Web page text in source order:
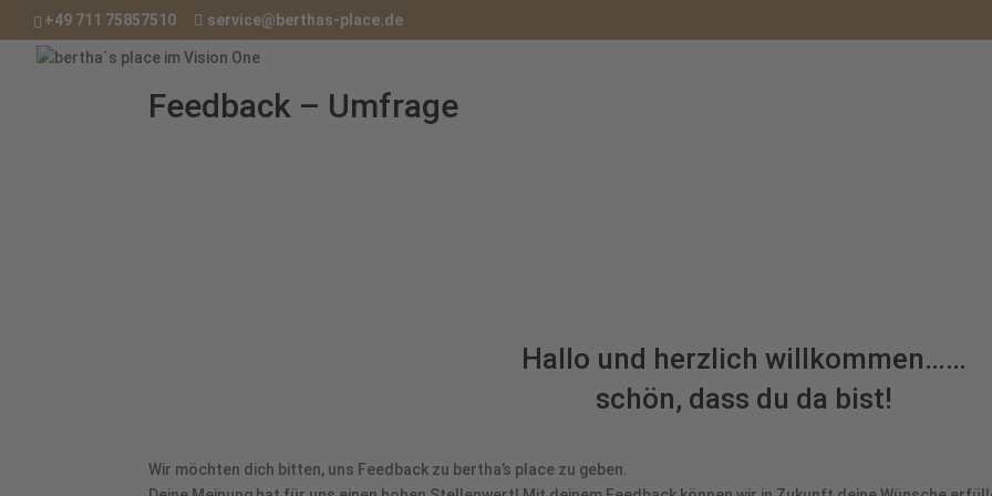
+49 711 75857510 service@berthas-place.de
Feedback – Umfrage
Hallo und herzlich willkommen……
schön, dass du da bist!
Wir möchten dich bitten, uns Feedback zu bertha’s place zu geben.